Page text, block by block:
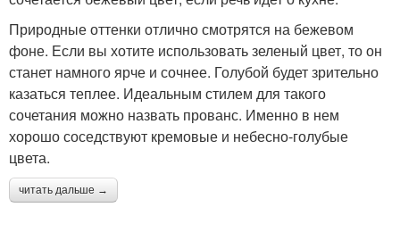
Природные оттенки отлично смотрятся на бежевом
фоне. Если вы хотите использовать зеленый цвет, то он
станет намного ярче и сочнее. Голубой будет зрительно
казаться теплее. Идеальным стилем для такого
сочетания можно назвать прованс. Именно в нем
хорошо соседствуют кремовые и небесно-голубые
цвета.
читать дальше →